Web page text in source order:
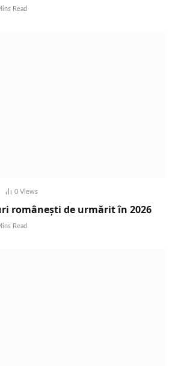
Read
0 Views
românești de urmărit în 2026
Read